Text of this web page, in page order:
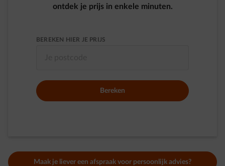
ontdek je prijs in enkele minuten.
BEREKEN HIER JE PRIJS
Bereken
Maak je liever een afspraak voor persoonlijk advies?